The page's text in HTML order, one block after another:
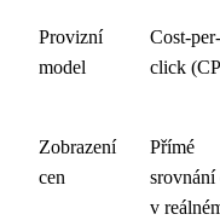
Provizní
model
Cost-per-
click
Zobrazení
cen
Přímé
srovnání
v